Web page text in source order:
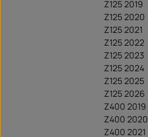
Z125 2019
Z125 2020
Z125 2021
Z125 2022
Z125 2023
Z125 2024
Z125 2025
Z125 2026
Z400 2019
Z400 2020
Z400 2021